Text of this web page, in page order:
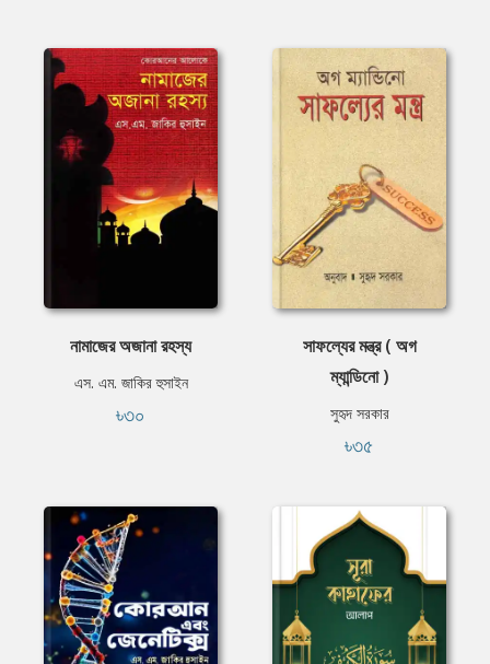
নামাজের অজানা রহস্য
এস. এম. জাকির হুসাইন
৳৩০
সাফল্যের মন্ত্র ( অগ
ম্যান্ডিনো )
সুহৃদ সরকার
৳৩৫